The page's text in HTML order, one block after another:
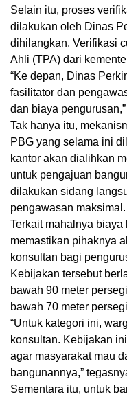
Selain itu, proses
dilakukan oleh Dinas
dihilangkan. Verifikasi
Ahli (TPA) dari
“Ke depan, Dinas
fasilitator dan
dan biaya
Tak hanya itu,
PBG yang selama ini
kantor akan dialihkan
untuk pengajuan
dilakukan sidang
pengawasan maksimal.
Terkait mahalnya
memastikan pihaknya
konsultan bagi
Kebijakan tersebut
bawah 90 meter
bawah 70 meter
“Untuk kategori ini,
konsultan. Kebijakan
agar masyarakat mau
bangunannya,”
Sementara itu, untuk